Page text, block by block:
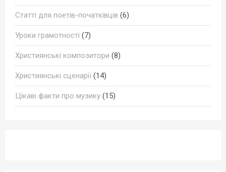
Статті для поетів-початківців (6)
Уроки грамотності (7)
Християнські композитори (8)
Християнські сценарії (14)
Цікаві факти про музику (15)